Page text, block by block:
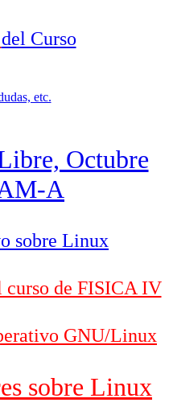
del Curso
etc.
Octubre
A
sobre Linux
curso de FISICA IV
GNU/Linux
sobre Linux